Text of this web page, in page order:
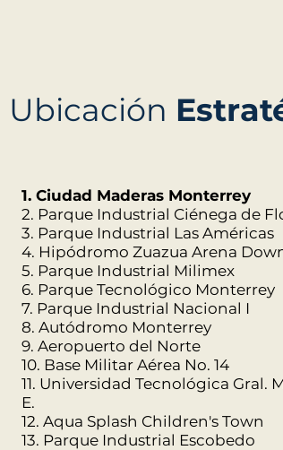
Ubicación
1. Ciudad Maderas Monterrey
2. Parque Industrial Ciénega de
3. Parque Industrial Las Américas
4. Hipódromo Zuazua Arena
5. Parque Industrial Milimex
6. Parque Tecnológico Monterrey
7. Parque Industrial Nacional I
8. Autódromo Monterrey
9. Aeropuerto del Norte
10. Base Militar Aérea No. 14
11. Universidad Tecnológica Gral.
E.
12. Aqua Splash Children's Town
13. Parque Industrial Escobedo